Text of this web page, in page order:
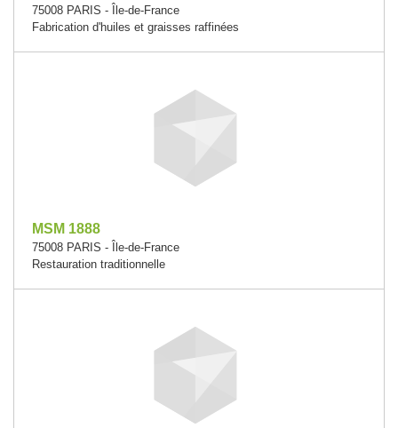
75008 PARIS - Île-de-France
Fabrication d'huiles et graisses raffinées
MSM 1888
75008 PARIS - Île-de-France
Restauration traditionnelle